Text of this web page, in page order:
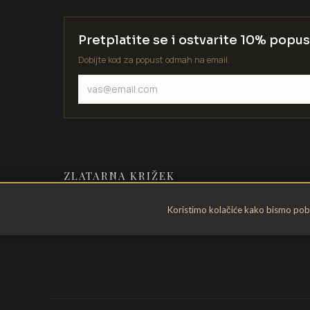
Koristimo kolačiće kako bismo
Pretplatite se i ostvarite 10%
Dobijte kod za popust odmah na email.
ZLATARNA KRIŽEK